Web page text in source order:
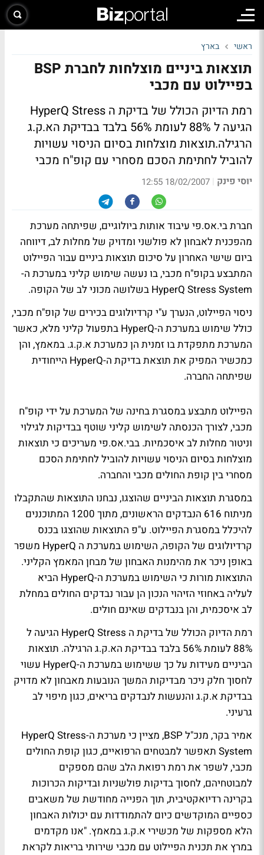
ראשי בארץ
תוצאות ביניים מוצלחות לחברת BSP
בפיילוט עם מכבי
רמת הדיוק הכולל של בדיקת ה HyperQ Stress
הגיעה ל 88% לעומת 56% בלבד בבדיקת הא.ק.ג
הרגילה.תוצאות מוצלחות בסיום הניסוי עשויות
להוביל לחתימת הסכם מסחרי עם קופ"ח מכבי
יוסי פינק |
18/02/2007 12:55
חברת בי.אס.פי עיבוד אותות ביולוגיים, שפיתחה מערכת
מהפכנית לאבחון לא פולשני ומדויק של מחלות לב, דיווחה
ביום שישי האחרון על סיכום תוצאות ביניים עבור הפיילוט
המתבצע בקופ"ח מכבי, בו נעשה שימוש קליני במערכת ה-
HyperQ Stress System בשלושה מכוני לב של הקופה.
ניסוי הפיילוט, הנערך ע"י קרדיולוגים בכירים של קופ"ח מכבי,
כולל שימוש במערכת ה-HyperQ בתפעול קליני מלא, כאשר
המערכת מתפקדת בו זמנית הן כמערכת א.ק.ג. במאמץ, והן
כמכשיר המפיק את תוצאת בדיקת ה-HyperQ הייחודית
שפיתחה החברה.
הפיילוט מתבצע במסגרת בחינה של המערכת על ידי קופ"ח
מכבי, לצורך הכנסתה לשימוש קליני שוטף בבדיקות לגילוי
וניטור מחלות לב איסכמיות. בבי.אס.פי מעריכים כי תוצאות
מוצלחות בסיום הניסוי עשויות להוביל לחתימת הסכם
מסחרי בין קופת החולים מכבי והחברה.
במסגרת תוצאות הביניים שהוצגו, נבחנו התוצאות שהתקבלו
מניתוח 616 הנבדקים הראשונים, מתוך 1200 המתוכננים
להיכלל במסגרת הפיילוט. ע"פ התוצאות שהוצגו בכנס
קרדיולוגים של הקופה, השימוש במערכת ה HyperQ משפר
באופן ניכר את מהימנות האבחון של מבחן המאמץ הקליני.
התוצאות מורות כי השימוש במערכת ה-HyperQ הביא
לעליה באחוזי הזיהוי הנכון הן עבור נבדקים החולים במחלת
לב איסכמית, והן בנבדקים שאינם חולים.
רמת הדיוק הכולל של בדיקת ה HyperQ Stress הגיעה ל
88% לעומת 56% בלבד בבדיקת הא.ק.ג הרגילה. תוצאות
הביניים מעידות על כך ששימוש במערכת ה-HyperQ עשוי
לחסוך חלק ניכר מבדיקות המשך הנובעות מאבחון לא מדויק
בבדיקת א.ק.ג והנעשות לנבדקים בריאים, כגון מיפוי לב
גרעיני.
אמיר בקר, מנכ"ל BSP, מציין כי מערכת ה-HyperQ Stress
System תאפשר למבטחים הרפואיים, כגון קופת החולים
מכבי, לשפר את רמת רפואת הלב שהם מספקים
למבוטחיהם, לחסוך בדיקות פולשניות ובדיקות הכרוכות
בקרינה רדיואקטיבית, תוך הפנייה מחודשת של משאבים
כספיים המוקדשים כיום להתמודדות עם יכולות האבחון
הלא מספקות של מכשירי א.ק.ג במאמץ. "אנו מקדמים
במרץ את תכנית הפיילוט עם מכבי שירותי בריאות לקראת